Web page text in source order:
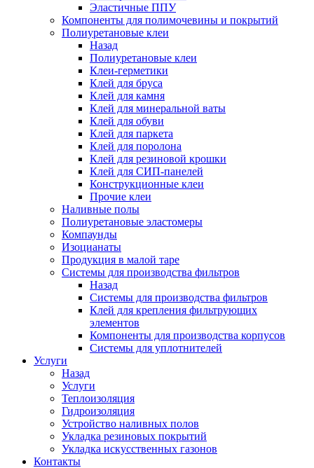
Эластичные ППУ
Компоненты для полимочевины и покрытий
Полиуретановые клеи
Назад
Полиуретановые клеи
Клеи-герметики
Клей для бруса
Клей для камня
Клей для минеральной ваты
Клей для обуви
Клей для паркета
Клей для поролона
Клей для резиновой крошки
Клей для СИП-панелей
Конструкционные клеи
Прочие клеи
Наливные полы
Полиуретановые эластомеры
Компаунды
Изоцианаты
Продукция в малой таре
Системы для производства фильтров
Назад
Системы для производства фильтров
Клей для крепления фильтрующих
элементов
Компоненты для производства корпусов
Системы для уплотнителей
Услуги
Назад
Услуги
Теплоизоляция
Гидроизоляция
Устройство наливных полов
Укладка резиновых покрытий
Укладка искусственных газонов
Контакты